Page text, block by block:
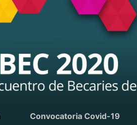
Convocatoria Covid-19